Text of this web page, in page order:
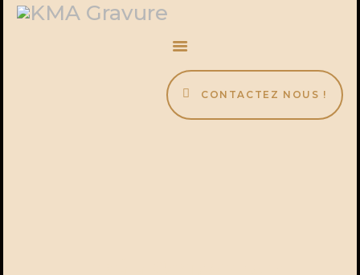
CONTACTEZ NOUS !
ACCUEIL
ESPACE PRO